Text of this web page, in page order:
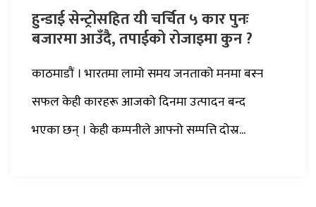
हुन्डाई सेन्ट्रोसहित यी चर्चित ५ कार पुनः
बजारमा आउँदै, तपाईको रोजाइमा कुन ?
काठमाडाैं । भारतमा लामो समय जनताको मनमा बस्न
सफल केही कारहरू आजको दिनमा उत्पादन बन्द
भएका छन् । केही कम्पनीले आफ्नो सम्पत्ति दोस्र...